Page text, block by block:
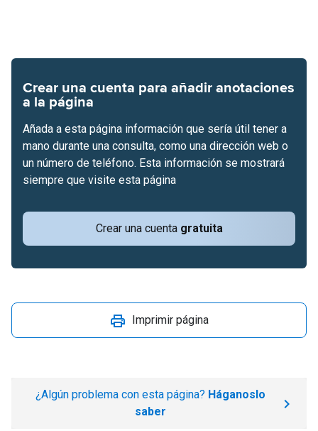
Crear una cuenta para añadir anotaciones
a la página
Crear una cuenta gratuita
Añada a esta página información que sería útil tener a
mano durante una consulta, como una dirección web o
un número de teléfono. Esta información se mostrará
siempre que visite esta página
Imprimir página
¿Algún problema con esta página? Háganoslo
saber